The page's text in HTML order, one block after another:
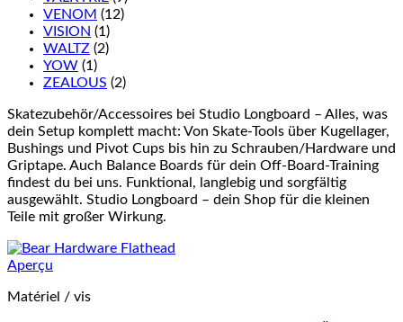
VENOM (12)
VISION (1)
WALTZ (2)
YOW (1)
ZEALOUS (2)
Skatezubehör/Accessoires bei Studio Longboard – Alles, was
dein Setup komplett macht: Von Skate-Tools über Kugellager,
Bushings und Pivot Cups bis hin zu Schrauben/Hardware und
Griptape. Auch Balance Boards für dein Off-Board-Training
findest du bei uns. Funktional, langlebig und sorgfältig
ausgewählt. Studio Longboard – dein Shop für die kleinen
Teile mit großer Wirkung.
Aperçu
Matériel / vis